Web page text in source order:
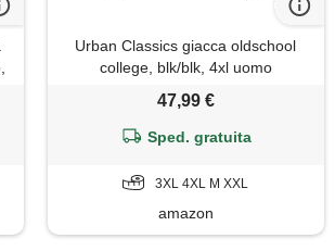
Urban Classics giacca oldschool
college, blk/blk, 4xl uomo
47,99 €
Sped. gratuita
3XL 4XL M XXL
amazon